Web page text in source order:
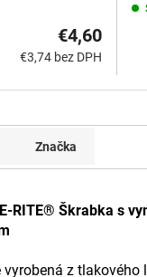
€3,74 bez DPH
€4,60
Značka
RITE® Škrabka s
vyrobená z